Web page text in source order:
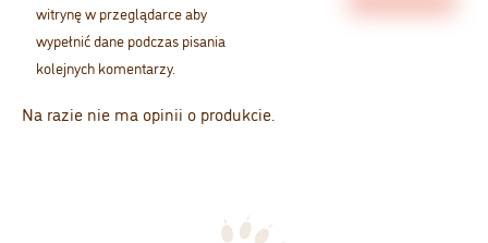
witrynę w przeglądarce aby
wypełnić dane podczas pisania
kolejnych komentarzy.
Na razie nie ma opinii o produkcie.